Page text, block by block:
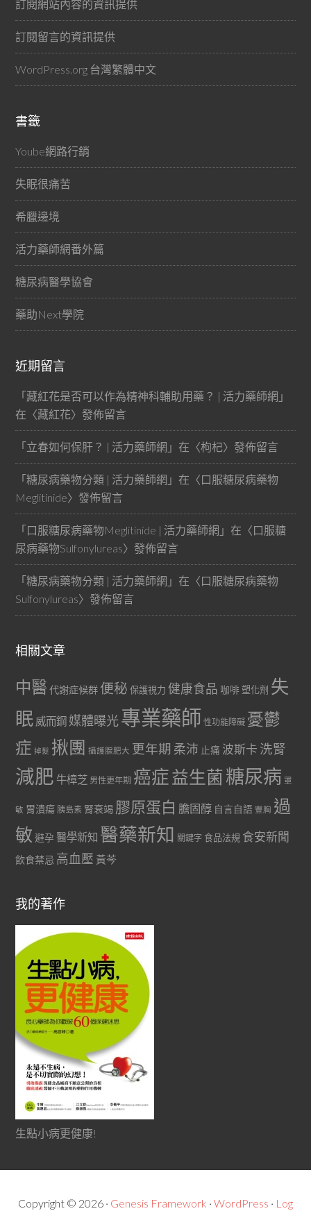
訂閱網站內容的資訊提供
訂閱留言的資訊提供
WordPress.org 台灣繁體中文
書籤
Yoube網路行銷
失眠很痛苦
希臘邊境
活力藥師網番外篇
糖尿病醫學協會
藥助Next學院
近期留言
「藏紅花是否可以作為精神科輔助用藥？ | 活力藥師網 」
在〈藏紅花〉發佈留言
「立春如何保肝？ | 活力藥師網 」在〈枸杞〉發佈留言
「糖尿病藥物分類 | 活力藥師網 」在〈口服糖尿病藥物
Meglitinide〉發佈留言
「口服糖尿病藥物Meglitinide | 活力藥師網 」在〈口服糖
尿病藥物Sulfonylureas〉發佈留言
「糖尿病藥物分類 | 活力藥師網 」在〈口服糖尿病藥物
Sulfonylureas〉發佈留言
相關文章
中醫代謝症候群 便秘 保護視力 健康食品 咖啡 塑化劑 失
眠 威而鋼 媒體曝光專業藥師 性功能障礙 憂鬱
症 掉髮 揪團 攝護腺肥大 更年期 柔沛 止痛 波斯卡 洗腎
減肥 牛樟芝 男性更年期 癌症益生菌 糖尿病 罩
敏 胃潰瘍 胰島素 腎衰竭 膠原蛋白 膽固醇 自言自語 豐胸 過
敏 避孕 醫學新知 醫藥新知 關鍵字 食品法規 食安新聞
飲食禁忌 高血壓 黃芩
我的著作
生點小病更健康!
Copyright © 2026 · Genesis Framework · WordPress · Log